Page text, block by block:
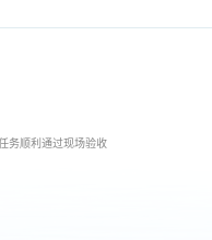
务顺利通过现场验收